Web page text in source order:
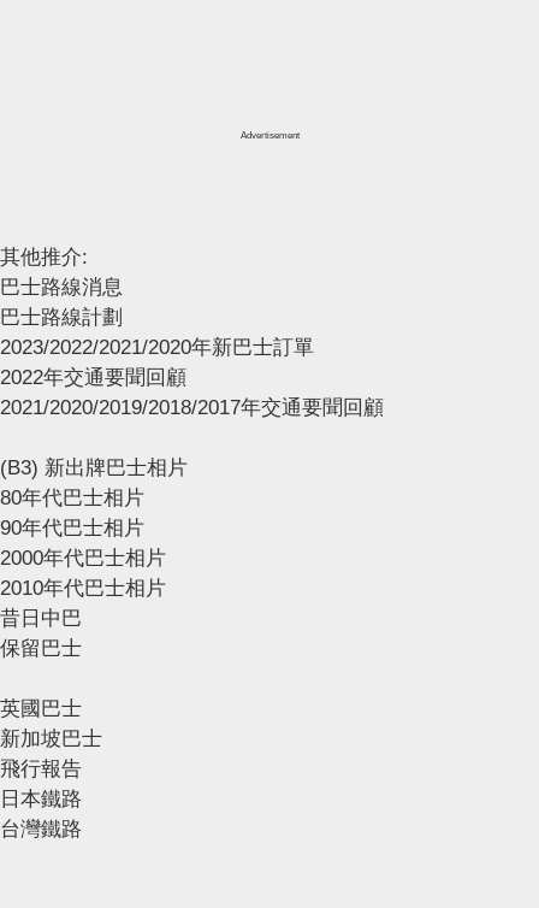
Advertisement
其他推介:
巴士路線消息
巴士路線計劃
2023/2022/2021/2020年新巴士訂單
2022年交通要聞回顧
2021/2020/2019/2018/2017年交通要聞回顧
(B3) 新出牌巴士相片
80年代巴士相片
90年代巴士相片
2000年代巴士相片
2010年代巴士相片
昔日中巴
保留巴士
英國巴士
新加坡巴士
飛行報告
日本鐵路
台灣鐵路